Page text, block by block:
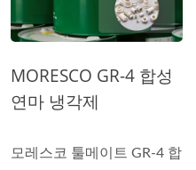
MORESCO GR-4 합성
연마 냉각제
모레스코 툴메이트 GR-4 합